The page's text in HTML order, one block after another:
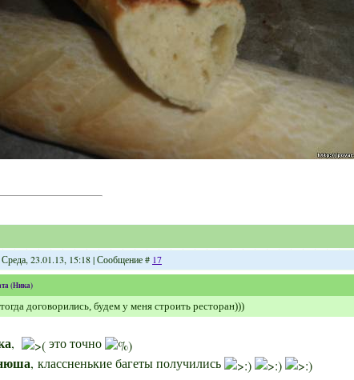
Среда, 23.01.13, 15:18 | Сообщение # 17
(Ника)
договорились, будем у меня строить ресторан)))
, это точно
, классненькие багеты получились